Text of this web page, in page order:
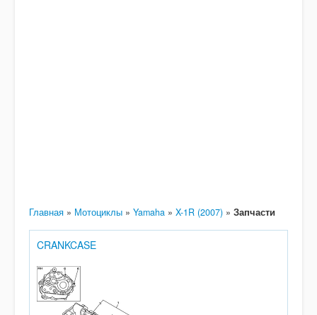
Главная » Мотоциклы » Yamaha » X-1R (2007) » Запчасти
CRANKCASE